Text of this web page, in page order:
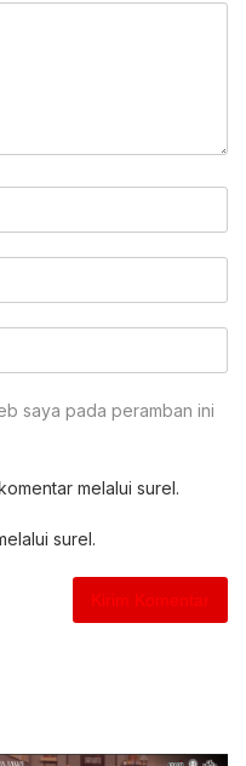
saya pada peramban ini
melalui surel.
surel.